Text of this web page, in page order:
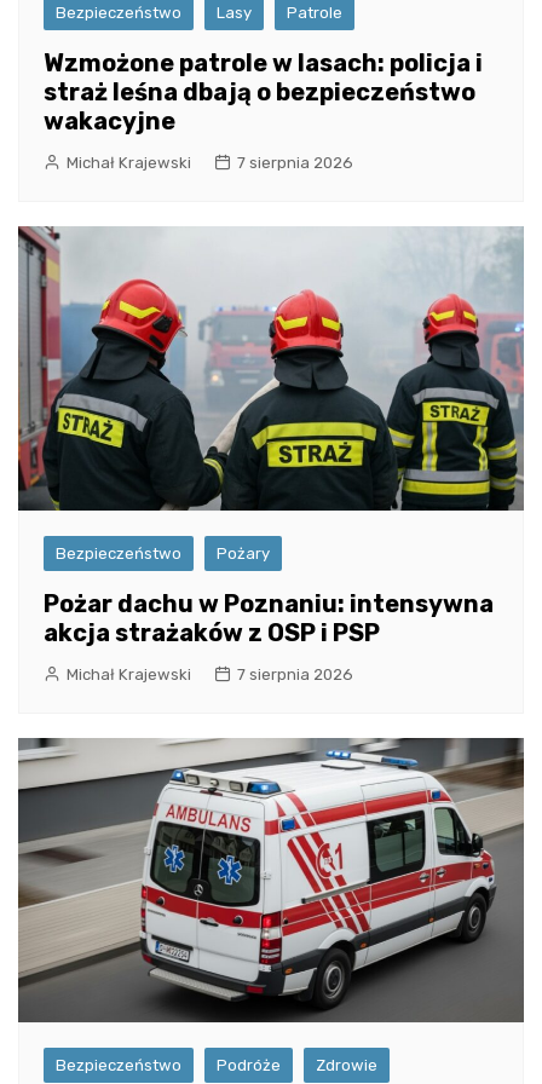
Bezpieczeństwo Lasy Patrole
Wzmożone patrole w lasach: policja i
straż leśna dbają o bezpieczeństwo
wakacyjne
Michał Krajewski 7 sierpnia 2026
Bezpieczeństwo Pożary
Pożar dachu w Poznaniu: intensywna
akcja strażaków z OSP i PSP
Michał Krajewski 7 sierpnia 2026
Bezpieczeństwo Podróże Zdrowie